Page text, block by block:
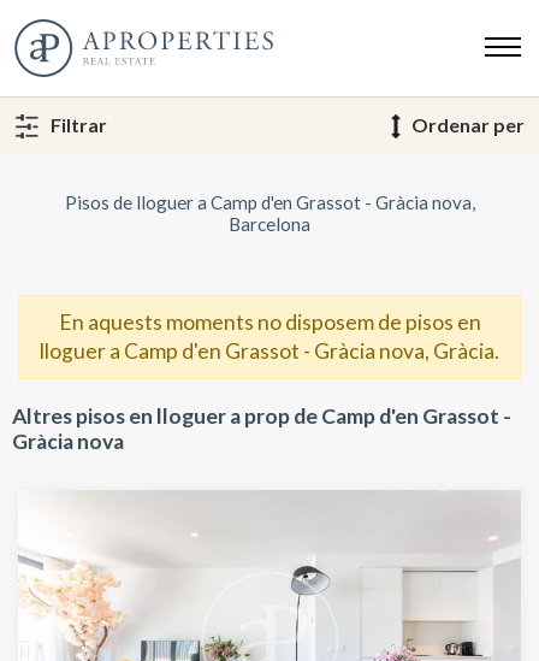
Filtrar Ordenar per
Pisos de lloguer a Camp d'en Grassot - Gràcia nova,
Barcelona
En aquests moments no disposem de pisos en
lloguer a Camp d'en Grassot - Gràcia nova, Gràcia.
Altres pisos en lloguer a prop de Camp d'en Grassot -
Gràcia nova